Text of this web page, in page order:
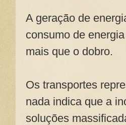
A geração de
consumo de
mais que o dobro.
Os transportes
nada indica que a
soluções